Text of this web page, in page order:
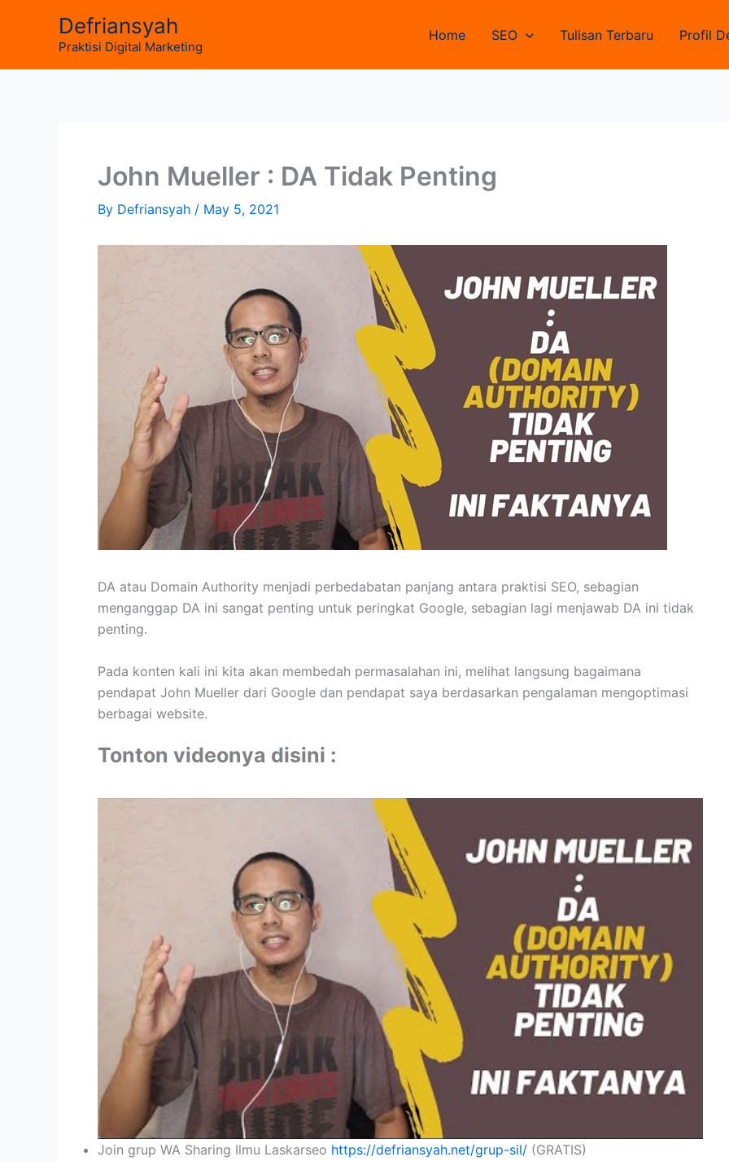
Defriansyah
Praktisi Digital Marketing
Home SEO Tulisan Terbaru Profil
John Mueller : DA Tidak Penting
By Defriansyah / May 5, 2021
DA atau Domain Authority menjadi perbedabatan panjang antara praktisi SEO, sebagian
menganggap DA ini sangat penting untuk peringkat Google, sebagian lagi menjawab DA ini tidak
penting.
Pada konten kali ini kita akan membedah permasalahan ini, melihat langsung bagaimana
pendapat John Mueller dari Google dan pendapat saya berdasarkan pengalaman mengoptimasi
berbagai website.
Tonton videonya disini :
Join grup WA Sharing Ilmu Laskarseo https://defriansyah.net/grup-sil/ (GRATIS)